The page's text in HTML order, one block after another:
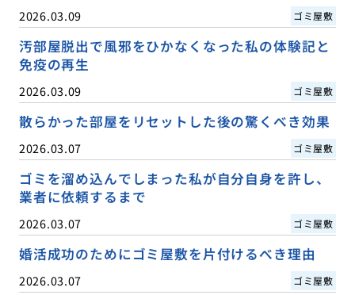
2026.03.09 ゴミ屋敷
汚部屋脱出で風邪をひかなくなった私の体験記と
免疫の再生
2026.03.09 ゴミ屋敷
散らかった部屋をリセットした後の驚くべき効果
2026.03.07 ゴミ屋敷
ゴミを溜め込んでしまった私が自分自身を許し、
業者に依頼するまで
2026.03.07 ゴミ屋敷
婚活成功のためにゴミ屋敷を片付けるべき理由
2026.03.07 ゴミ屋敷